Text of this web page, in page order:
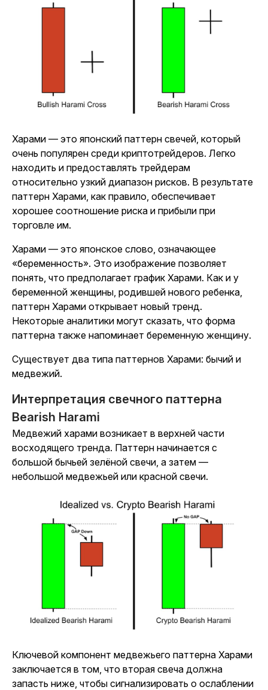
Харами — это японский паттерн свечей, который
очень популярен среди криптотрейдеров. Легко
находить и предоставлять трейдерам
относительно узкий диапазон рисков. В результате
паттерн Харами, как правило, обеспечивает
хорошее соотношение риска и прибыли при
торговле им.
Харами — это японское слово, означающее
«беременность». Это изображение позволяет
понять, что предполагает график Харами. Как и у
беременной женщины, родившей нового ребенка,
паттерн Харами открывает новый тренд.
Некоторые аналитики могут сказать, что форма
паттерна также напоминает беременную женщину.
Существует два типа паттернов Харами: бычий и
медвежий.
Интерпретация свечного паттерна
Bearish Harami
Медвежий харами возникает в верхней части
восходящего тренда. Паттерн начинается с
большой бычьей зелёной свечи, а затем —
небольшой медвежьей или красной свечи.
Ключевой компонент медвежьего паттерна Харами
заключается в том, что вторая свеча должна
запасть ниже, чтобы сигнализировать о ослаблении